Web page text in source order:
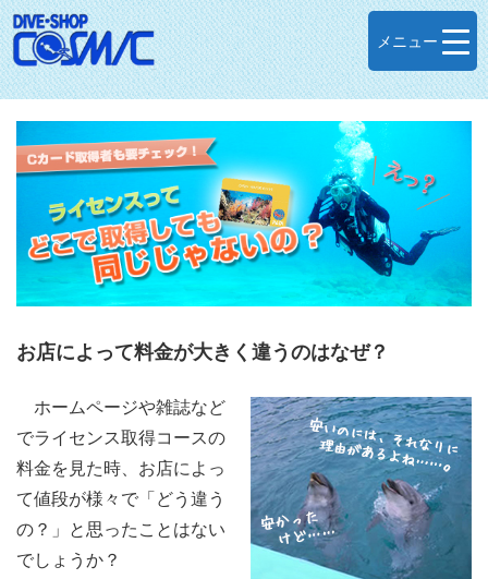
メニュー
お店によって料金が大きく違うのはなぜ？
ホームページや雑誌など
でライセンス取得コースの
料金を見た時、お店によっ
て値段が様々で「どう違う
の？」と思ったことはない
でしょうか？